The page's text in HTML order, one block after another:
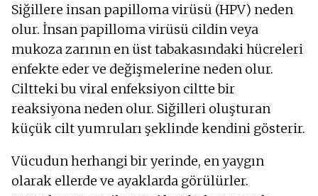
Siğillere insan papilloma virüsü (HPV) neden
olur. İnsan papilloma virüsü cildin veya
mukoza zarının en üst tabakasındaki hücreleri
enfekte eder ve değişmelerine neden olur.
Ciltteki bu viral enfeksiyon ciltte bir
reaksiyona neden olur. Siğilleri oluşturan
küçük cilt yumruları şeklinde kendini gösterir.
Vücudun herhangi bir yerinde, en yaygın
olarak ellerde ve ayaklarda görülürler.